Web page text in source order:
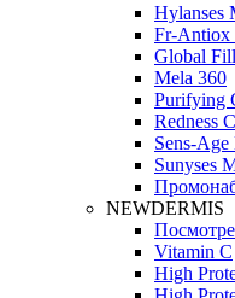
Hylanses
Global
Mela 360
Purifying
Redness
Sens-
Sunyses
NEWDERMIS
Vitamin C
High